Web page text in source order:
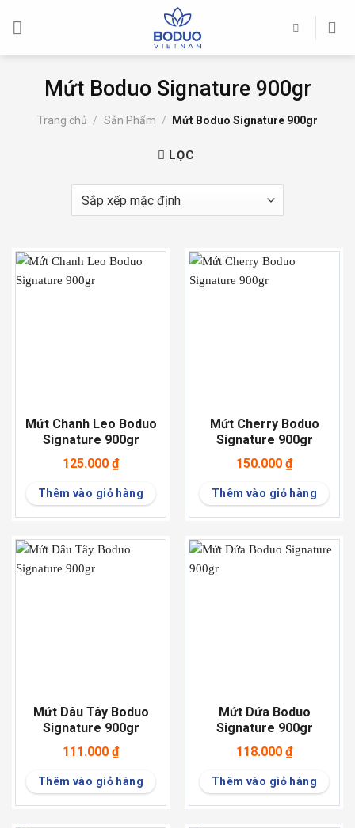
Mứt Boduo Signature 900gr
Trang chủ / Sản Phẩm / Mứt Boduo Signature 900gr
LỌC
Mứt Chanh Leo Boduo
Signature 900gr
125.000 ₫
Thêm vào giỏ hàng
Mứt Cherry Boduo
Signature 900gr
150.000 ₫
Thêm vào giỏ hàng
Mứt Dâu Tây Boduo
Signature 900gr
111.000 ₫
Thêm vào giỏ hàng
Mứt Dứa Boduo
Signature 900gr
118.000 ₫
Thêm vào giỏ hàng